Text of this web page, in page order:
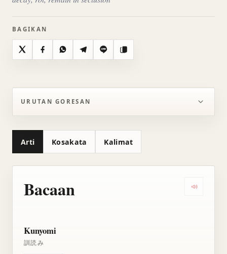
BAGIKAN
X FacebookWhatsAppTelegramLine Salin
URUTAN GORESAN
Arti Kosakata Kalimat
Bacaan
Kunyomi
訓読み